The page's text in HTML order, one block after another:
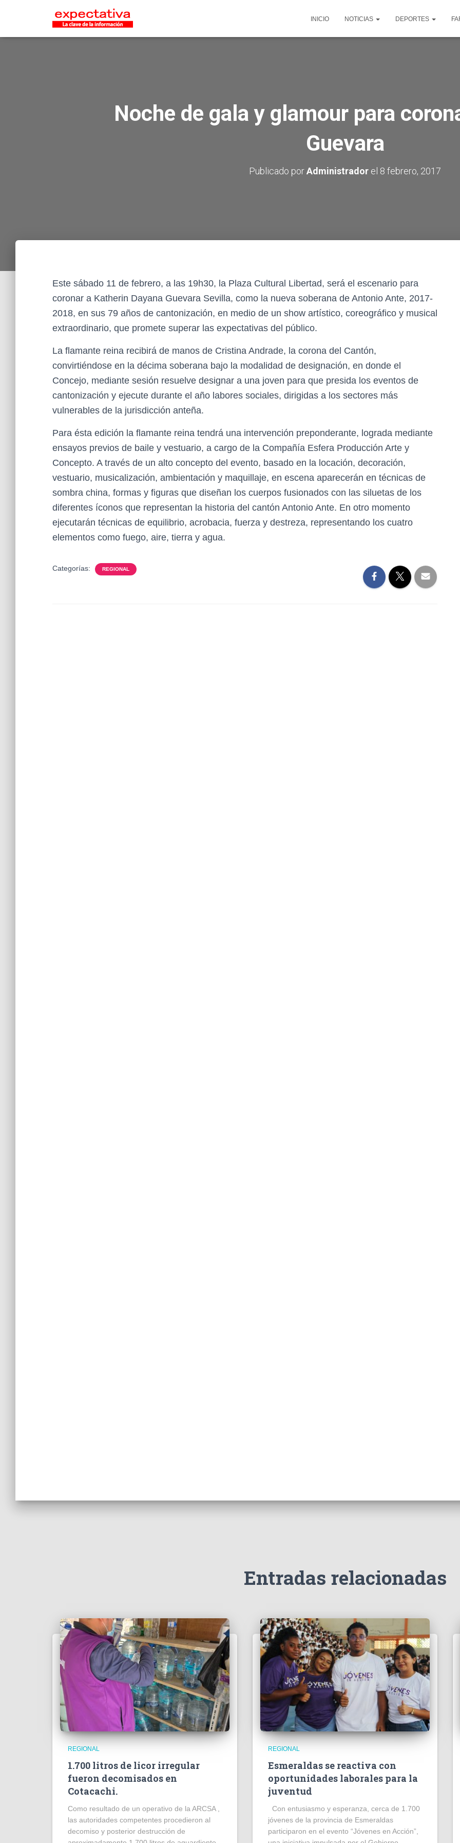
INICIO NOTICIAS DEPORTES
Noche de gala y glamour para
Guevara
Publicado porAdministrador el 8 febrero, 2017
Este sábado 11 de febrero, a las 19h30, la Plaza Cultural Libertad, será el escenario para
coronar a Katherin Dayana Guevara Sevilla, como la nueva soberana de Antonio Ante, 2017-
2018, en sus 79 años de cantonización, en medio de un show artístico, coreográfico y musical
extraordinario, que promete superar las expectativas del público.
La flamante reina recibirá de manos de Cristina Andrade, la corona del Cantón,
convirtiéndose en la décima soberana bajo la modalidad de designación, en donde el
Concejo, mediante sesión resuelve designar a una joven para que presida los eventos de
cantonización y ejecute durante el año labores sociales, dirigidas a los sectores más
vulnerables de la jurisdicción anteña.
Para ésta edición la flamante reina tendrá una intervención preponderante, lograda mediante
ensayos previos de baile y vestuario, a cargo de la Compañía Esfera Producción Arte y
Concepto. A través de un alto concepto del evento, basado en la locación, decoración,
vestuario, musicalización, ambientación y maquillaje, en escena aparecerán en técnicas de
sombra china, formas y figuras que diseñan los cuerpos fusionados con las siluetas de los
diferentes íconos que representan la historia del cantón Antonio Ante. En otro momento
ejecutarán técnicas de equilibrio, acrobacia, fuerza y destreza, representando los cuatro
elementos como fuego, aire, tierra y agua.
Categorías: REGIONAL
Entradas relacionadas
REGIONAL
1.700 litros de licor irregular
fueron decomisados en
Cotacachi.
Como resultado de un operativo de la ARCSA ,
las autoridades competentes procedieron al
decomiso y posterior destrucción de
REGIONAL
Esmeraldas se reactiva con
oportunidades laborales para la
juventud
Con entusiasmo y esperanza, cerca de 1.700
jóvenes de la provincia de Esmeraldas
participaron en el evento “Jóvenes en Acción”,